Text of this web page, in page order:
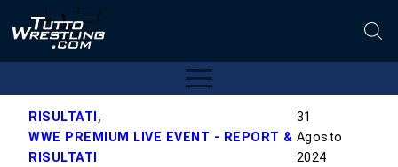
RISULTATI,
WWE PREMIUM LIVE EVENT - REPORT &
RISULTATI
31
Agosto
2024